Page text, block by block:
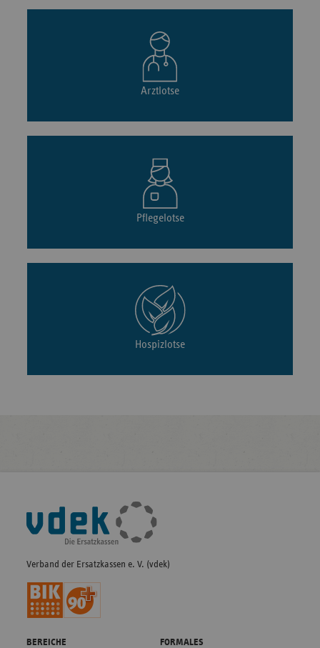
Arztlotse
Pflegelotse
Hospizlotse
Fußleisten-
Navigation
Verband der Ersatzkassen e. V. (vdek)
BEREICHE FORMALES